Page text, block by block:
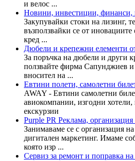
и велос ...
Новини, инвестиции, финанси,
Закупувайки стоки на лизинг,
възползвайки се от
кред ...
Дюбели и крепежни елементи
За поръчка на дюбели и други
ползвайте фирма Сапунджиев
вносител на ...
Евтини полети, самолетни
AWAY - Евтини самолетни
авиокомпании, изгодни
екскурзии
Purple PR Реклама,
Занимаваме се с организация
дигитален маркетинг. Имаме
която изр ...
Сервиз за ремонт и поправка